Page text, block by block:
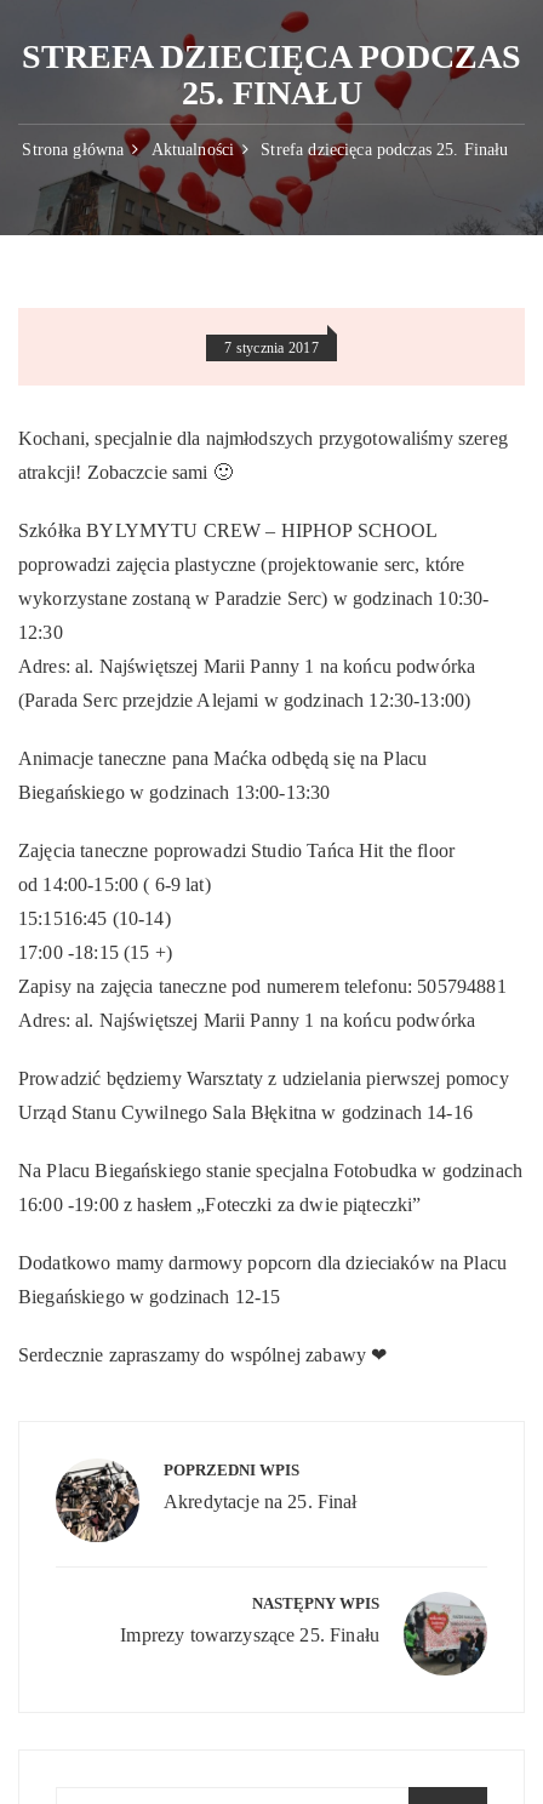
STREFA DZIECIĘCA PODCZAS
25. FINAŁU
Strona główna Aktualności Strefa dziecięca podczas 25. Finału
7 stycznia 2017
Kochani, specjalnie dla najmłodszych przygotowaliśmy szereg
atrakcji! Zobaczcie sami 🙂
Szkółka BYLYMYTU CREW – HIPHOP SCHOOL
poprowadzi zajęcia plastyczne (projektowanie serc, które
wykorzystane zostaną w Paradzie Serc) w godzinach 10:30-
12:30
Adres: al. Najświętszej Marii Panny 1 na końcu podwórka
(Parada Serc przejdzie Alejami w godzinach 12:30-13:00)
Animacje taneczne pana Maćka odbędą się na Placu
Biegańskiego w godzinach 13:00-13:30
Zajęcia taneczne poprowadzi Studio Tańca Hit the floor
od 14:00-15:00 ( 6-9 lat)
15:1516:45 (10-14)
17:00 -18:15 (15 +)
Zapisy na zajęcia taneczne pod numerem telefonu: 505794881
Adres: al. Najświętszej Marii Panny 1 na końcu podwórka
Prowadzić będziemy Warsztaty z udzielania pierwszej pomocy
Urząd Stanu Cywilnego Sala Błękitna w godzinach 14-16
Na Placu Biegańskiego stanie specjalna Fotobudka w godzinach
16:00 -19:00 z hasłem „Foteczki za dwie piąteczki”
Dodatkowo mamy darmowy popcorn dla dzieciaków na Placu
Biegańskiego w godzinach 12-15
Serdecznie zapraszamy do wspólnej zabawy ❤
wpisu
POPRZEDNI WPIS
Akredytacje na 25. Finał
NASTĘPNY WPIS
Imprezy towarzyszące 25. Finału